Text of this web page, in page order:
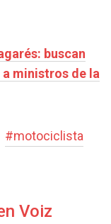
buscan
ministros de la
#motociclista
Voiz